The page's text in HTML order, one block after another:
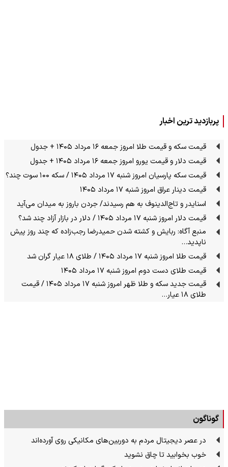
پربازدید ترین اخبار
قیمت سکه و قیمت طلا امروز جمعه ۱۶ مرداد ۱۴۰۵ + جدول
قیمت دلار و قیمت یورو امروز جمعه ۱۶ مرداد ۱۴۰۵ + جدول
قیمت سکه پارسیان امروز شنبه ۱۷ مرداد ۱۴۰۵ / سکه ۱۰۰ سوت چند؟
قیمت دینار عراق امروز شنبه ۱۷ مرداد ۱۴۰۵
اسنایدر و تاج‌الدینوف به هم رسیدند/ جردن باروز به میدان می‌آید
قیمت دلار امروز شنبه ۱۷ مرداد ۱۴۰۵ / دلار در بازار آزاد چند شد؟
منبع آگاه: ربایش و کشته شدن حمیدرضا رجب‌زاده که چند روز پیش
ناپدید…
قیمت طلا امروز شنبه ۱۷ مرداد ۱۴۰۵ / طلای ۱۸ عیار گران شد
قیمت طلای دست دوم امروز شنبه ۱۷ مرداد ۱۴۰۵
قیمت جدید سکه و طلا ظهر امروز شنبه ۱۷ مرداد ۱۴۰۵ / قیمت
طلای ۱۸ عیار…
گوناگون
در عصر دیجیتال مردم به دوربین‌های مکانیکی روی آورده‌اند
خوب بخوابید تا چاق نشوید